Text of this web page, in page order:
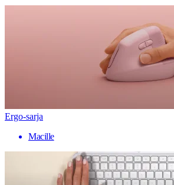
Ergo-sarja
Macille